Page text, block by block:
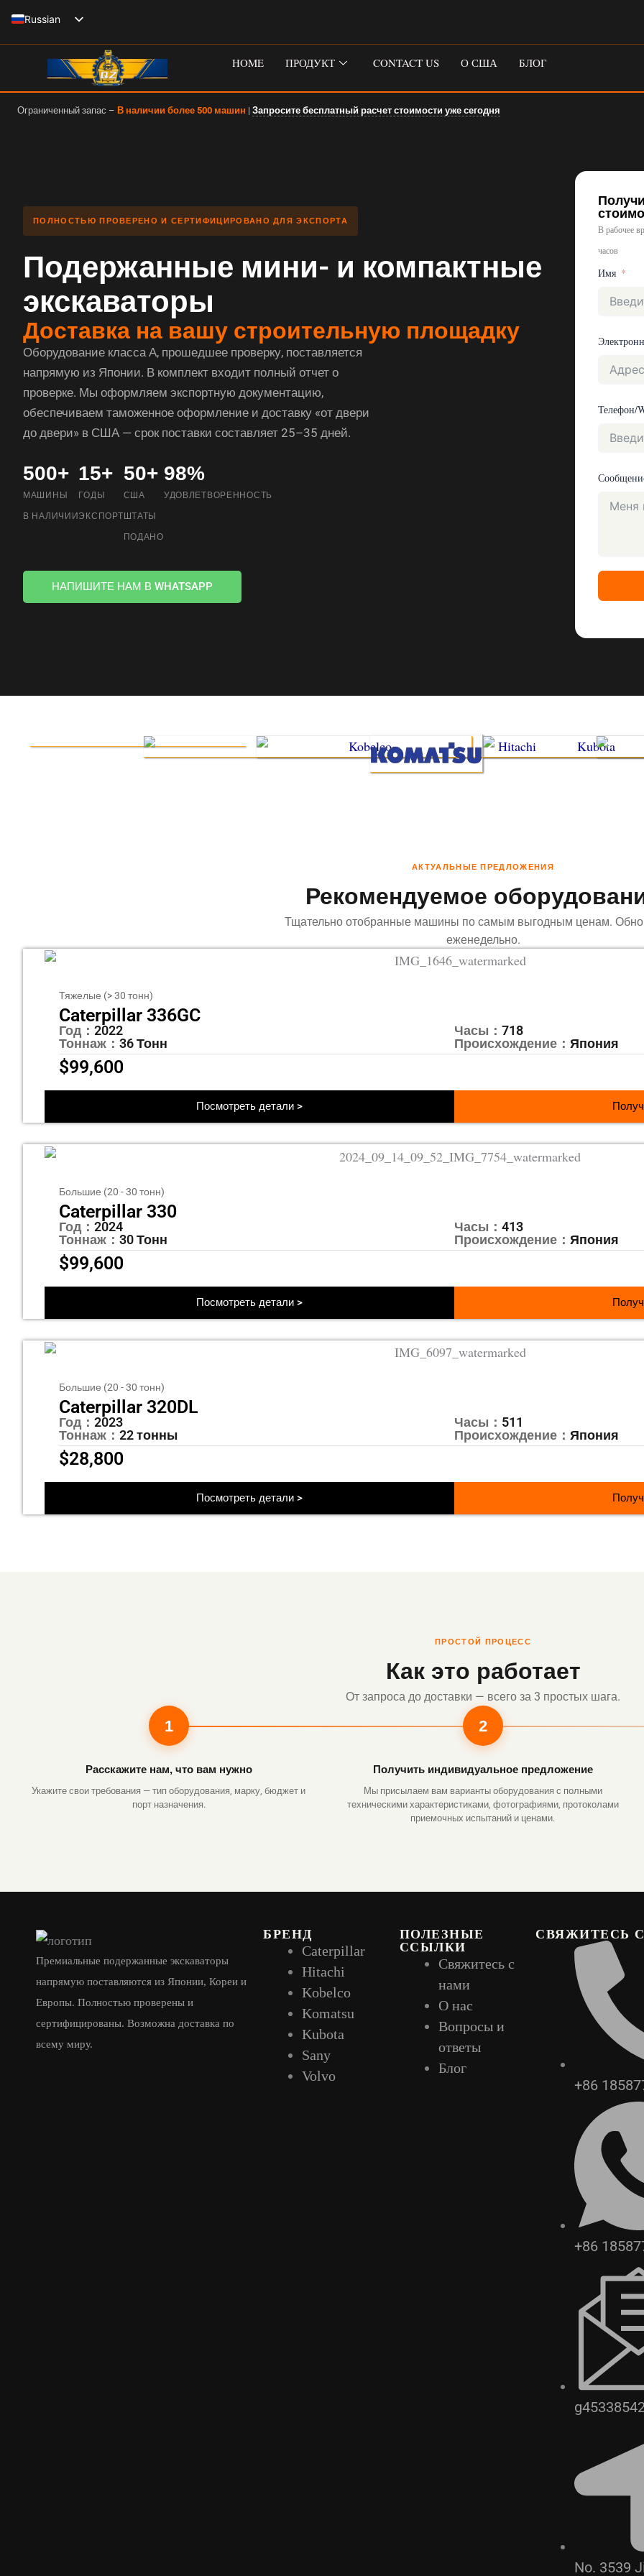
Russian
English
Italian
French
HOME ПРОДУКТ CONTACT US О США БЛОГ
Ограниченный запас – В наличии более 500 машин | Запросите бесплатный расчет стоимости уже сегодня
ПОЛНОСТЬЮ ПРОВЕРЕНО И СЕРТИФИЦИРОВАНО ДЛЯ ЭКСПОРТА
Подержанные мини- и компактные
экскаваторы
Доставка на вашу строительную площадку
Оборудование класса А, прошедшее проверку, поставляется
напрямую из Японии. В комплект входит полный отчет о
проверке. Мы оформляем экспортную документацию,
обеспечиваем таможенное оформление и доставку «от двери
до двери» в США — срок поставки составляет 25–35 дней.
500+
МАШИНЫ
В НАЛИЧИИ
15+
ГОДЫ
ЭКСПОРТ
50+
США
ШТАТЫ
ПОДАНО
98%
УДОВЛЕТВОРЕННОСТЬ
НАПИШИТЕ НАМ В WHATSAPP
В рабочее
часов
Имя
Телефон/
АКТУАЛЬНЫЕ ПРЕДЛОЖЕНИЯ
Рекомендуемое
Тщательно отобранные машины по самым выгодным ценам.
еженедельно.
Тяжелые (> 30 тонн)
Caterpillar 336GC
Год： 2022
Тоннаж： 36 Тонн
Часы： 718
Происхождение： Япония
$99,600
Посмотреть детали >
Большие (20 - 30 тонн)
Caterpillar 330
Год： 2024
Тоннаж： 30 Тонн
Часы： 413
Происхождение： Япония
$99,600
Посмотреть детали >
Большие (20 - 30 тонн)
Caterpillar 320DL
Год： 2023
Тоннаж： 22 тонны
Часы： 511
Происхождение： Япония
$28,800
Посмотреть детали >
ПРОСТОЙ ПРОЦЕСС
Как это работает
От запроса до доставки — всего за 3 простых шага.
1
Расскажите нам, что вам нужно
Укажите свои требования — тип оборудования, марку, бюджет и
порт назначения.
2
Получить индивидуальное предложение
Мы присылаем вам варианты оборудования с полными
техническими характеристиками, фотографиями, протоколами
приемочных испытаний и ценами.
Премиальные подержанные экскаваторы
напрямую поставляются из Японии, Кореи и
Европы. Полностью проверены и
сертифицированы. Возможна доставка по
всему миру.
БРЕНД
Caterpillar
Hitachi
Kobelco
Komatsu
Kubota
Sany
Volvo
ПОЛЕЗНЫЕ
ССЫЛКИ
Свяжитесь с
нами
О нас
Вопросы и
ответы
Блог
СВЯЖИТЕСЬ
+86
+86
No. 3539